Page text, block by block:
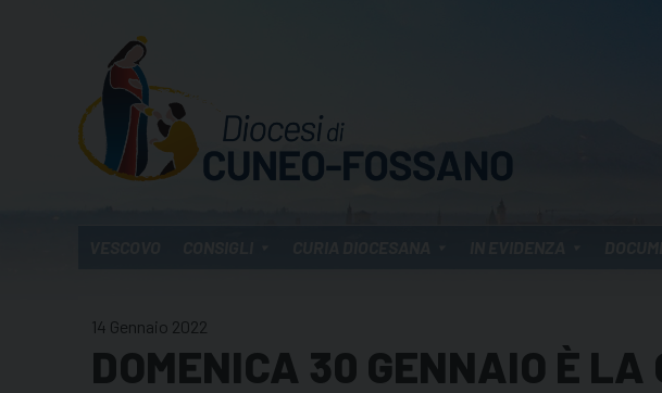
14 Gennaio 2022
DOMENICA 30 GENNAIO È